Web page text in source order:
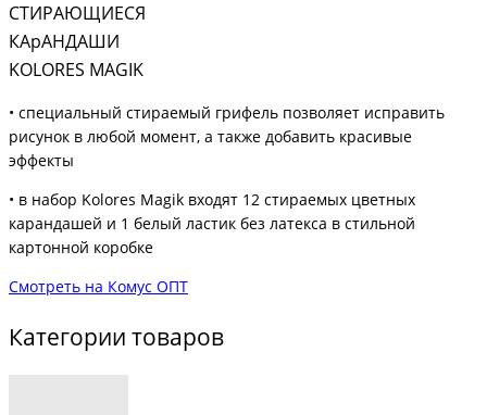
СТИРАЮЩИЕСЯ
КАрАНДАШИ
KOLORES MAGIK
• специальный стираемый грифель позволяет исправить
рисунок в любой момент, а также добавить красивые
эффекты
• в набор Kolores Magik входят 12 стираемых цветных
карандашей и 1 белый ластик без латекса в стильной
картонной коробке
Смотреть на Комус ОПТ
Категории товаров